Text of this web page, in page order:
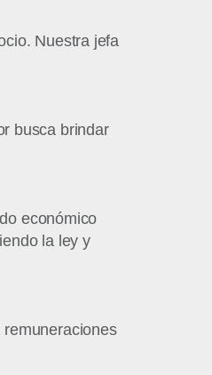
Nuestra jefa
busca brindar
económico
la ley y